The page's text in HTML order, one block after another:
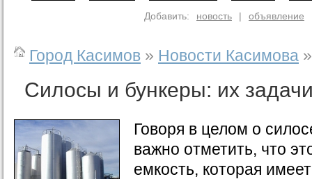
Добавить: новость | объявление
Город Касимов » Новости Касимова »
Силосы и бункеры: их
Говоря в целом о
важно отметить, что
емкость, которая